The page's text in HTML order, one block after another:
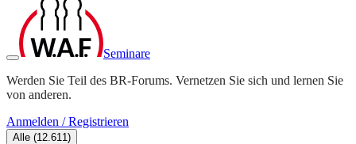
Seminare
Werden Sie Teil des BR-Forums. Vernetzen Sie sich und lernen Sie
von anderen.
Anmelden / Registrieren
Alle (12.611)